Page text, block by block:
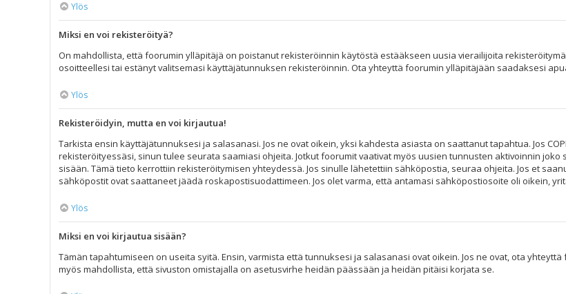
Ylös
Miksi en voi rekisteröityä?
On mahdollista, että foorumin ylläpitäjä on poistanut rekisteröinnin käytöstä estääkseen uusia vierailijoita
osoitteellesi tai estänyt valitsemasi käyttäjätunnuksen rekisteröinnin. Ota yhteyttä foorumin ylläpitäjään saadaksesi
Ylös
Rekisteröidyin, mutta en voi kirjautua!
Tarkista ensin käyttäjätunnuksesi ja salasanasi. Jos ne ovat oikein, yksi kahdesta asiasta on saattanut tapahtua. Jos
rekisteröityessäsi, sinun tulee seurata saamiasi ohjeita. Jotkut foorumit vaativat myös uusien tunnusten aktivoinnin
sisään. Tämä tieto kerrottiin rekisteröitymisen yhteydessä. Jos sinulle lähetettiin sähköpostia, seuraa ohjeita. Jos et
sähköpostit ovat saattaneet jäädä roskapostisuodattimeen. Jos olet varma, että antamasi sähköpostiosoite oli oikein,
Ylös
Miksi en voi kirjautua sisään?
Tämän tapahtumiseen on useita syitä. Ensin, varmista että tunnuksesi ja salasanasi ovat oikein. Jos ne ovat, ota
myös mahdollista, että sivuston omistajalla on asetusvirhe heidän päässään ja heidän pitäisi korjata se.